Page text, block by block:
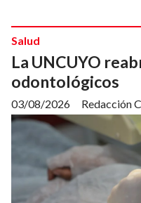
La UNCUYO
odontológicos
Redacción
Salud
03/08/2026